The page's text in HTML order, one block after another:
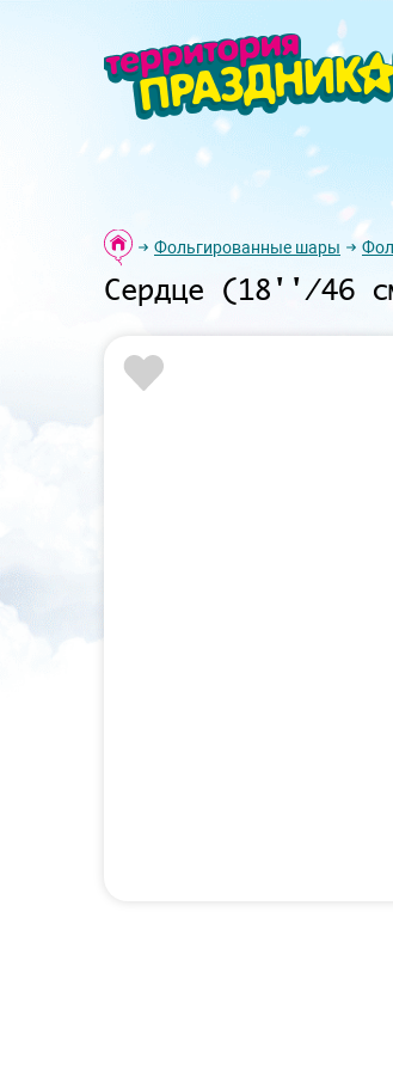
Фольгированные шары
Сердце (18''/46